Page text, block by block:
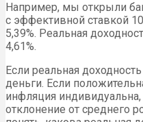
Например, мы открыли
с эффективной ставкой
5,39%. Реальная
4,61%.
Если реальная
деньги. Если
инфляция
отклонение от среднего